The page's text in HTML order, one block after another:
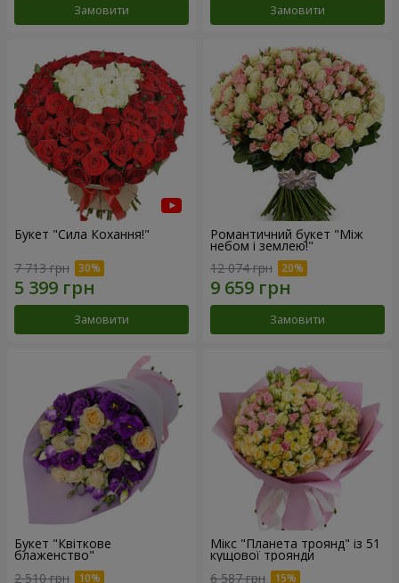
Замовити Замовити
Букет "Сила Кохання!"
7 713 грн
Замовити
Романтичний букет "Між
небом і землею!"
12 074 грн
Замовити
Букет "Квіткове
блаженство"
2 510 грн
Мікс "Планета троянд" із 51
кущової троянди
6 587 грн